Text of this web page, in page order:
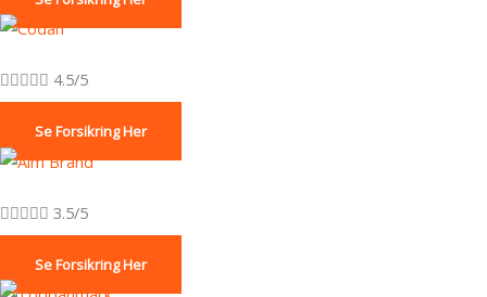
 4.5/5
Se Forsikring Her
 3.5/5
Se Forsikring Her